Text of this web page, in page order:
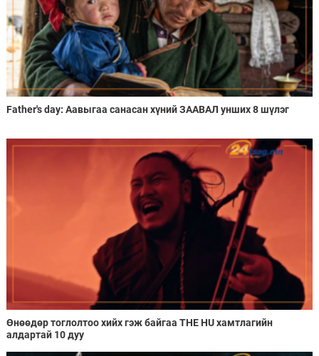
Father's day: Аавыгаа санасан хүний ЗААВАЛ унших 8 шүлэг
Өнөөдөр тоглолтоо хийх гэж байгаа THE HU хамтлагийн
алдартай 10 дуу